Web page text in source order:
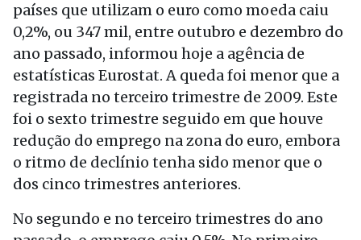
países que utilizam o euro como moeda caiu
0,2%, ou 347 mil, entre outubro e dezembro do
ano passado, informou hoje a agência de
estatísticas Eurostat. A queda foi menor que a
registrada no terceiro trimestre de 2009. Este
foi o sexto trimestre seguido em que houve
redução do emprego na zona do euro, embora
o ritmo de declínio tenha sido menor que o
dos cinco trimestres anteriores.
No segundo e no terceiro trimestres do ano